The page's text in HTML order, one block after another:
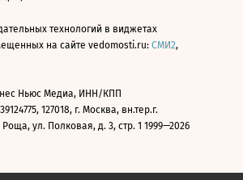
технологий в виджетах
на сайте vedomosti.ru: СМИ2,
Ньюс Медиа, ИНН/КПП
127018, г. Москва, вн.тер.г.
ул. Полковая, д. 3, стр. 1 1999—2026